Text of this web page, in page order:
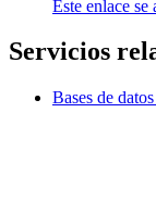
Este enlace se
Servicios
Bases de